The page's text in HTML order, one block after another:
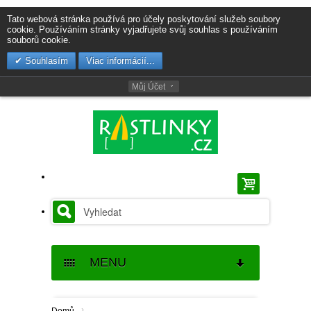
Tato webová stránka používá pro účely poskytování služeb soubory
cookie. Používáním stránky vyjadřujete svůj souhlas s používáním
souborů cookie.
Souhlasím
Viac informácií...
Můj Účet
MENU